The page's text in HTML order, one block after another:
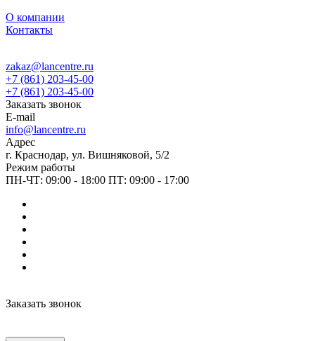
О компании
Контакты
zakaz@lancentre.ru
+7 (861) 203-45-00
+7 (861) 203-45-00
Заказать звонок
E-mail
info@lancentre.ru
Адрес
г. Краснодар, ул. Вишняковой, 5/2
Режим работы
ПН-ЧТ: 09:00 - 18:00 ПТ: 09:00 - 17:00
Заказать звонок